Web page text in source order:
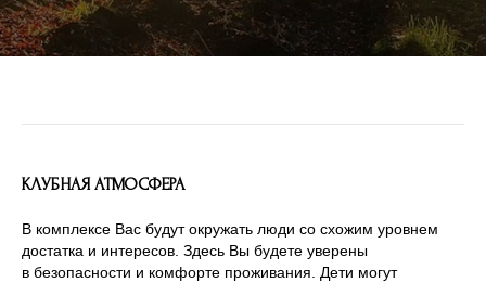
КЛУБНАЯ АТМОСФЕРА
В комплексе Вас будут окружать люди со схожим уровнем
достатка и интересов. Здесь Вы будете уверены
в безопасности и комфорте проживания. Дети могут